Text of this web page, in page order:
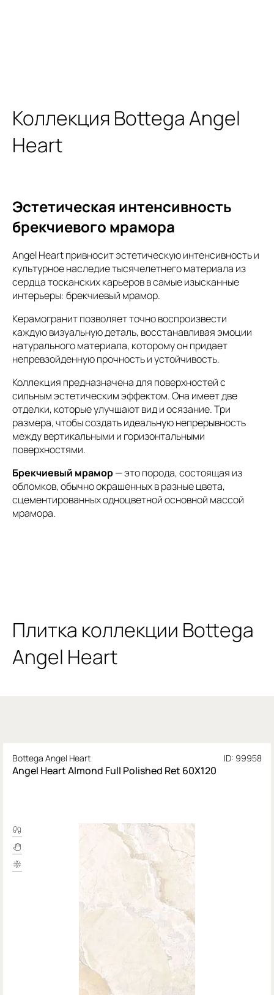
Коллекция Bottega Angel
Heart
Эстетическая интенсивность
брекчиевого мрамора
Angel Heart привносит эстетическую интенсивность и
культурное наследие тысячелетнего материала из
сердца тосканских карьеров в самые изысканные
интерьеры: брекчиевый мрамор.
Керамогранит позволяет точно воспроизвести
каждую визуальную деталь, восстанавливая эмоции
натурального материала, которому он придает
непревзойденную прочность и устойчивость.
Коллекция предназначена для поверхностей с
сильным эстетическим эффектом. Она имеет две
отделки, которые улучшают вид и осязание. Три
размера, чтобы создать идеальную непрерывность
между вертикальными и горизонтальными
поверхностями.
Брекчиевый мрамор— это порода, состоящая из
обломков, обычно окрашенных в разные цвета,
сцементированных одноцветной основной массой
мрамора.
Плитка коллекции Bottega
Angel Heart
Bottega Angel Heart ID: 99958
Angel Heart Almond Full Polished Ret 60X120